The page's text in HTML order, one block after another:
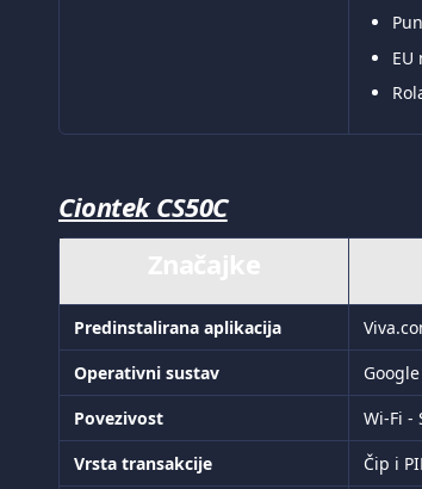
EU
Ciontek CS50C
Predinstalirana aplikacija
Operativni sustav
Povezivost
Wi-Fi -
Vrsta transakcije
Čip i